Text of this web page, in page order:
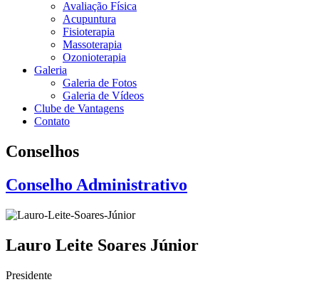
Avaliação Física
Acupuntura
Fisioterapia
Massoterapia
Ozonioterapia
Galeria
Galeria de Fotos
Galeria de Vídeos
Clube de Vantagens
Contato
Conselhos
Conselho Administrativo
Lauro Leite Soares Júnior
Presidente